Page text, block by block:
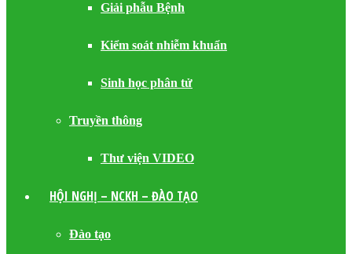
Giải phẫu Bệnh
Kiểm soát nhiễm khuẩn
Sinh học phân tử
Truyền thông
Thư viện VIDEO
HỘI NGHỊ – NCKH – ĐÀO TẠO
Đào tạo